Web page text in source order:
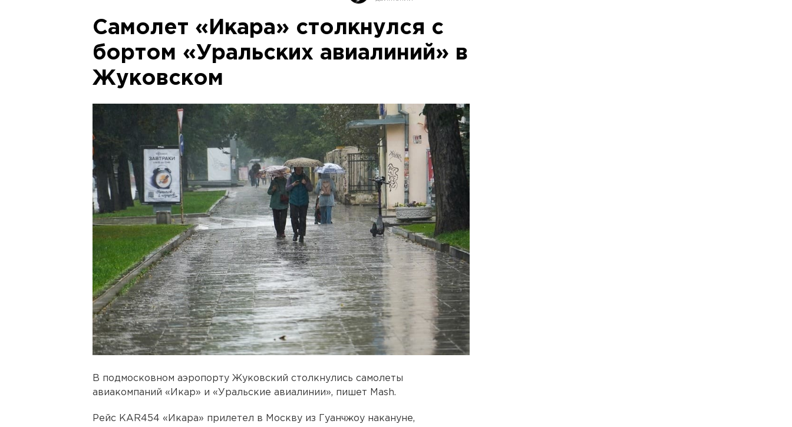
Самолет «Икара» столкнулся с
бортом «Уральских авиалиний» в
Жуковском
В подмосковном аэропорту Жуковский столкнулись самолеты
авиакомпаний «Икар» и «Уральские авиалинии», пишет Mash.
Рейс KAR454 «Икара» прилетел в Москву из Гуанчжоу накануне,